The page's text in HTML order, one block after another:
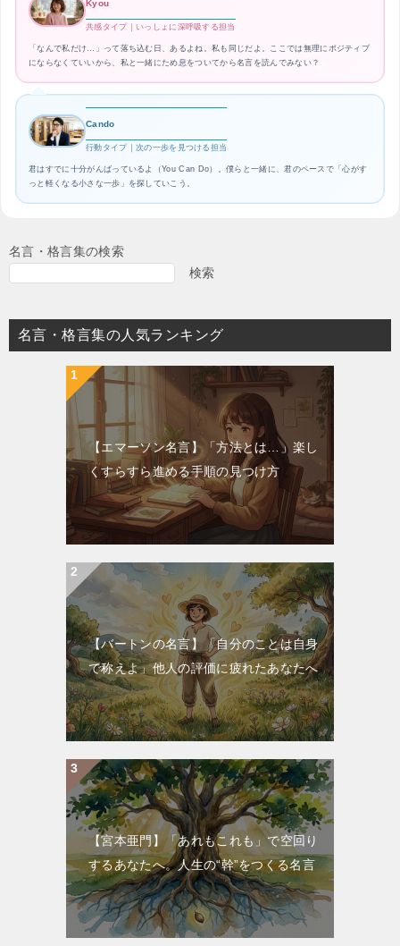
Kyou
共感タイプ｜いっしょに深呼吸する担当
「なんで私だけ…」って落ち込む日、あるよね。私も同じだよ。ここでは無理にポジティブ
にならなくていいから、私と一緒にため息をついてから名言を読んでみない？
Cando
行動タイプ｜次の一歩を見つける担当
君はすでに十分がんばっているよ（You Can Do）。僕らと一緒に、君のペースで「心がす
っと軽くなる小さな一歩」を探していこう。
名言・格言集の検索
検索
名言・格言集の人気ランキング
【エマーソン名言】「方法とは…」楽し
くすらすら進める手順の見つけ方
【バートンの名言】「自分のことは自身
で称えよ」他人の評価に疲れたあなたへ
【宮本亜門】「あれもこれも」で空回り
するあなたへ。人生の“幹”をつくる名言